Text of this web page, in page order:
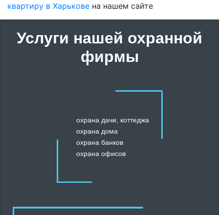
квартиру в Харькове на нашем сайте
Услуги нашей охранной
фирмы
охрана дачи, коттеджа
охрана дома
охрана банков
охрана офисов